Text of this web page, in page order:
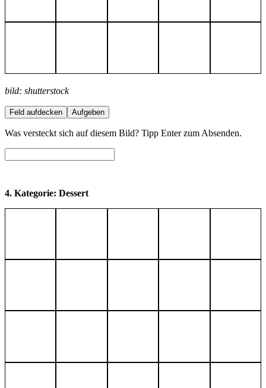
bild: shutterstock
Feld aufdecken Aufgeben
Was versteckt sich auf diesem Bild? Tipp Enter zum Absenden.
4. Kategorie: Dessert